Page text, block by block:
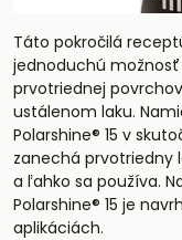
Táto pokročilá
jednoduchú
prvotriednej
ustálenom laku.
Polarshine® 15 v
zanechá prvotriedny
a ľahko sa používa.
Polarshine® 15 je
aplikáciách.